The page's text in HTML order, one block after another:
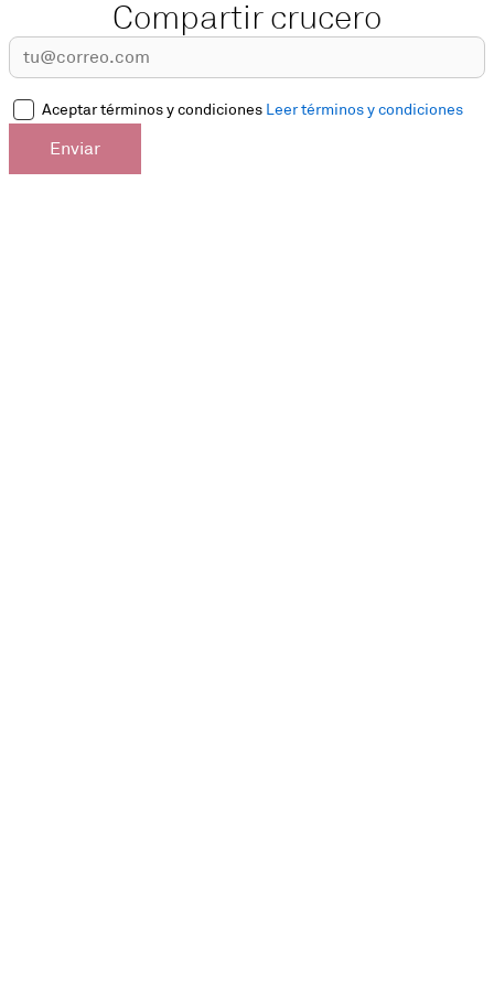
Compartir crucero
Aceptar términos y condiciones Leer términos y condiciones
Enviar